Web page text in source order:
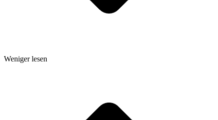
Weniger lesen